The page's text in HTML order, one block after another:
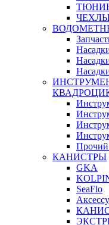
Прочий
КАНИСТРЫ
GKA
SeaFlo